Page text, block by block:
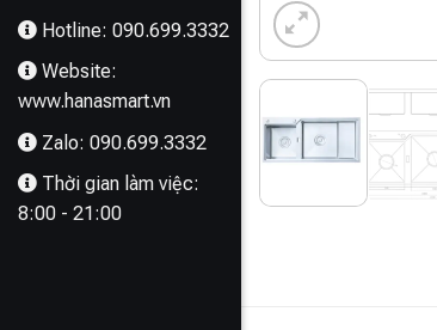
Hotline: 090.699.3332
Website:
www.hanasmart.vn
Zalo: 090.699.3332
Thời gian làm việc:
8:00 - 21:00